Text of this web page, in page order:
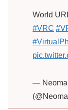
World
#VRC
—